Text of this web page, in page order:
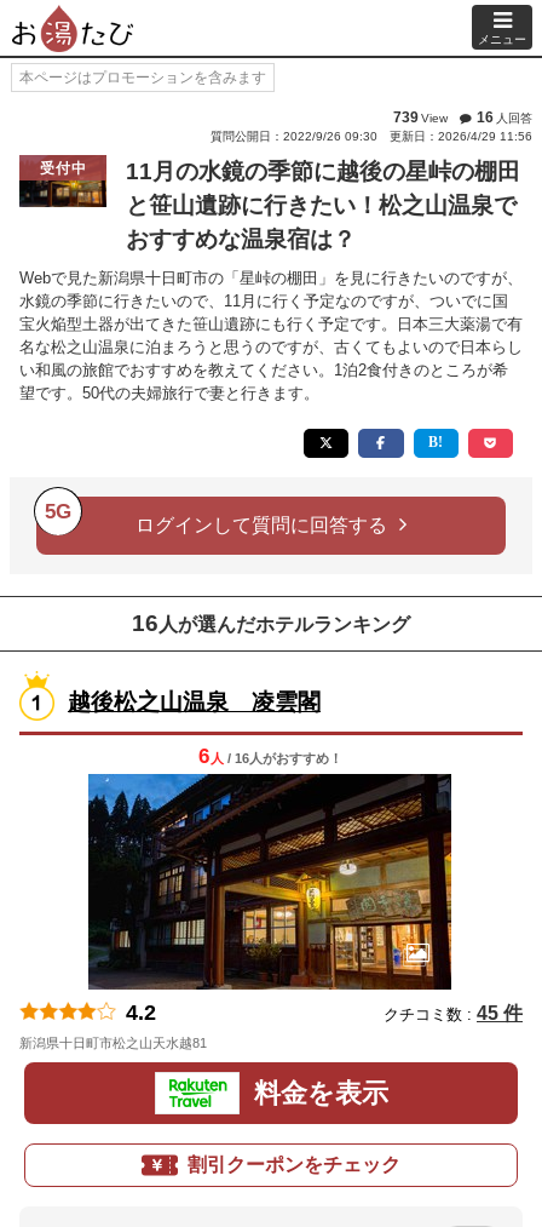
メニュー
本ページはプロモーションを含みます
739View 16 人回答
質問公開日：2022/9/26 09:30
更新日：2026/4/29 11:56
受付中
11月の水鏡の季節に越後の星峠の棚田
と笹山遺跡に行きたい！松之山温泉で
おすすめな温泉宿は？
Webで見た新潟県十日町市の「星峠の棚田」を見に行きたいのですが、
水鏡の季節に行きたいので、11月に行く予定なのですが、ついでに国
宝火焔型土器が出てきた笹山遺跡にも行く予定です。日本三大薬湯で有
名な松之山温泉に泊まろうと思うのですが、古くてもよいので日本らし
い和風の旅館でおすすめを教えてください。1泊2食付きのところが希
望です。50代の夫婦旅行で妻と行きます。
5G
ログインして質問に回答する
16 人が選んだホテルランキング
越後松之山温泉 凌雲閣
6 人 / 16人がおすすめ！
4.2 クチコミ数 : 45 件
新潟県十日町市松之山天水越81
料金を表示
割引クーポンをチェック